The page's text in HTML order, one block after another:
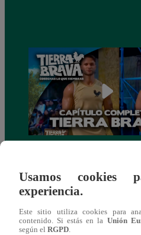
136 | Domingo 21 de marzo
Usamos cookies
experiencia.
Este sitio utiliza cookies para
contenido. Si estás en la Unión
según el RGPD.